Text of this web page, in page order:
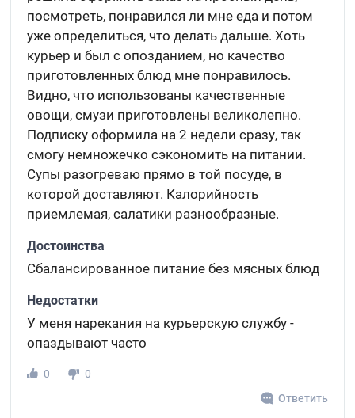
посмотреть, понравился ли мне еда и потом
уже определиться, что делать дальше. Хоть
курьер и был с опозданием, но качество
приготовленных блюд мне понравилось.
Видно, что использованы качественные
овощи, смузи приготовлены великолепно.
Подписку оформила на 2 недели сразу, так
смогу немножечко сэкономить на питании.
Супы разогреваю прямо в той посуде, в
которой доставляют. Калорийность
приемлемая, салатики разнообразные.
Достоинства
Сбалансированное питание без мясных блюд
Недостатки
У меня нарекания на курьерскую службу -
опаздывают часто
0
0
Ответить